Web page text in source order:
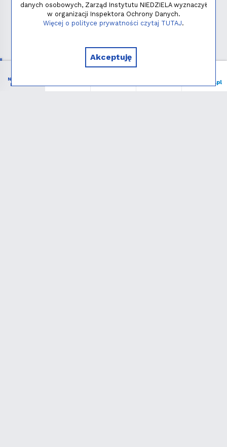
Polityka prywatności
Copyright © 2026 - Instytut NIEDZIELA
NIEZBĘDNIK
KATOLIKA
niedziela.pl
danych osobowych, Zarząd Instytutu NIEDZIELA wyznaczył
w organizacji Inspektora Ochrony Danych.
Więcej o polityce prywatności czytaj TUTAJ.
Akceptuję